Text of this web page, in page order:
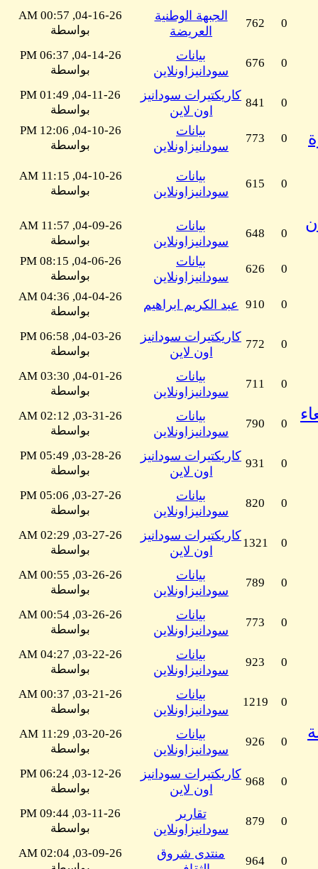
0
762
الجبهة الوطنية
العريضة
04-16-26, 00:57 AM
بواسطة
0
676
بيانات
سودانيزاونلاين
04-14-26, 06:37 PM
بواسطة
0
841
كاريكتيرات سودانيز
اون لاين
04-11-26, 01:49 PM
بواسطة
0
773
بيانات
سودانيزاونلاين
04-10-26, 12:06 PM
بواسطة
0
615
بيانات
سودانيزاونلاين
04-10-26, 11:15 AM
بواسطة
0
648
بيانات
سودانيزاونلاين
04-09-26, 11:57 AM
بواسطة
0
626
بيانات
سودانيزاونلاين
04-06-26, 08:15 PM
بواسطة
0
910 عبد الكريم ابراهيم
04-04-26, 04:36 AM
بواسطة
0
772
كاريكتيرات سودانيز
اون لاين
04-03-26, 06:58 PM
بواسطة
0
711
بيانات
سودانيزاونلاين
04-01-26, 03:30 AM
بواسطة
0
790
بيانات
سودانيزاونلاين
03-31-26, 02:12 AM
بواسطة
0
931
كاريكتيرات سودانيز
اون لاين
03-28-26, 05:49 PM
بواسطة
0
820
بيانات
سودانيزاونلاين
03-27-26, 05:06 PM
بواسطة
0
1321
كاريكتيرات سودانيز
اون لاين
03-27-26, 02:29 AM
بواسطة
0
789
بيانات
سودانيزاونلاين
03-26-26, 00:55 AM
بواسطة
0
773
بيانات
سودانيزاونلاين
03-26-26, 00:54 AM
بواسطة
0
923
بيانات
سودانيزاونلاين
03-22-26, 04:27 AM
بواسطة
0
1219
بيانات
سودانيزاونلاين
03-21-26, 00:37 AM
بواسطة
0
926
بيانات
سودانيزاونلاين
03-20-26, 11:29 AM
بواسطة
0
968
كاريكتيرات سودانيز
اون لاين
03-12-26, 06:24 PM
بواسطة
0
879
تقارير
سودانيزاونلاين
03-11-26, 09:44 PM
بواسطة
0
964
منتدى شروق
03-09-26, 02:04 AM